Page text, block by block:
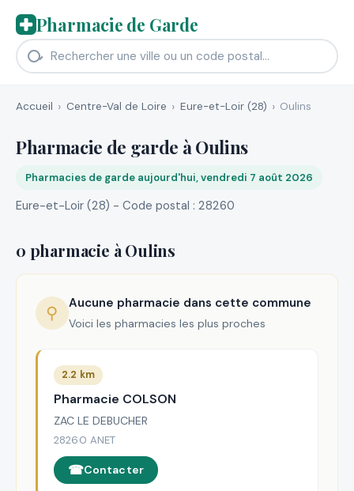
Pharmacie de Garde
Accueil Centre-Val de Loire Eure-et-Loir (28) Oulins
Pharmacie de garde à Oulins
Pharmacies de garde aujourd'hui, vendredi 7 août 2026
Eure-et-Loir (28) - Code postal : 28260
0 pharmacie à Oulins
⚲ Aucune pharmacie dans cette commune
Voici les pharmacies les plus proches
2.2 km
Pharmacie COLSON
ZAC LE DEBUCHER
28260 ANET
Contacter